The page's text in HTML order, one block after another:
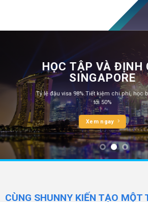
content
Học bổng lên đến 70%, cơ hội
chuyển tiếp và nhận bằng đại
học tại Úc chỉ sau 2 năm.
HỌC TẬP VÀ ĐỊNH
SINGAPORE
Tỷ lệ đậu visa 98%.Tiết kiệm chi phí, học
tới 50%
Xem ngay
VISA DU HỌC ÚC
THỜI COVID
chuyển tiếp visa 98%, với học bổng lên tới 50%
cho toàn khóa học
Xem ngay
CÙNG SHUNNY KIẾN TẠO MỘT